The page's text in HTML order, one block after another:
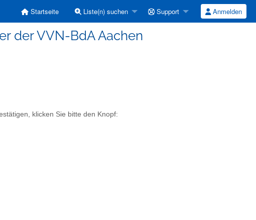
Startseite Liste(n) suchen Support Anmelden
der VVN-BdA Aachen
klicken Sie bitte den Knopf: